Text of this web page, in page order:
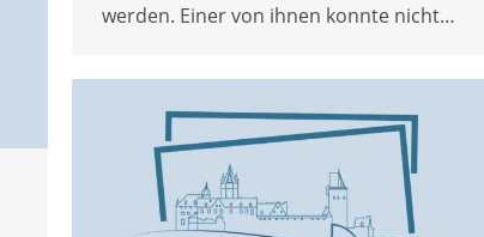
werden. Einer von ihnen konnte nicht…